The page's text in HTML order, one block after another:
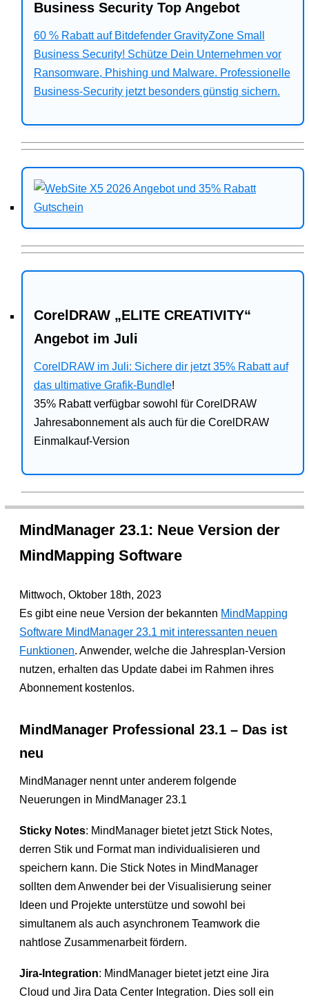
Business Security Top Angebot
60 % Rabatt auf Bitdefender GravityZone Small
Business Security! Schütze Dein Unternehmen vor
Ransomware, Phishing und Malware. Professionelle
Business-Security jetzt besonders günstig sichern.
CorelDRAW „ELITE CREATIVITY“
Angebot im Juli
CorelDRAW im Juli: Sichere dir jetzt 35% Rabatt auf
das ultimative Grafik-Bundle!
35% Rabatt verfügbar sowohl für CorelDRAW
Jahresabonnement als auch für die CorelDRAW
Einmalkauf-Version
MindManager 23.1: Neue Version der
MindMapping Software
Mittwoch, Oktober 18th, 2023
Es gibt eine neue Version der bekannten MindMapping
Software MindManager 23.1 mit interessanten neuen
Funktionen. Anwender, welche die Jahresplan-Version
nutzen, erhalten das Update dabei im Rahmen ihres
Abonnement kostenlos.
MindManager Professional 23.1 – Das ist
neu
MindManager nennt unter anderem folgende
Neuerungen in MindManager 23.1
Sticky Notes: MindManager bietet jetzt Stick Notes,
derren Stik und Format man individualisieren und
speichern kann. Die Stick Notes in MindManager
sollten dem Anwender bei der Visualisierung seiner
Ideen und Projekte unterstütze und sowohl bei
simultanem als auch asynchronem Teamwork die
nahtlose Zusammenarbeit fördern.
Jira-Integration: MindManager bietet jetzt eine Jira
Cloud und Jira Data Center Integration. Dies soll ein